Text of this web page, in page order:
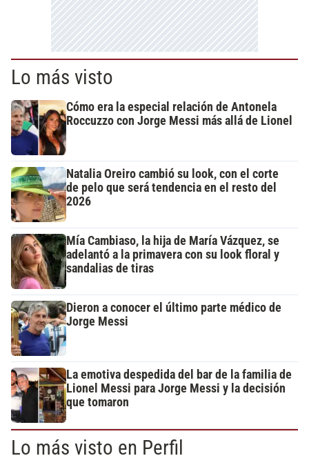
Lo más visto
Cómo era la especial relación de Antonela
Roccuzzo con Jorge Messi más allá de Lionel
Natalia Oreiro cambió su look, con el corte
de pelo que será tendencia en el resto del
2026
Mía Cambiaso, la hija de María Vázquez, se
adelantó a la primavera con su look floral y
sandalias de tiras
Dieron a conocer el último parte médico de
Jorge Messi
La emotiva despedida del bar de la familia de
Lionel Messi para Jorge Messi y la decisión
que tomaron
Lo más visto en Perfil